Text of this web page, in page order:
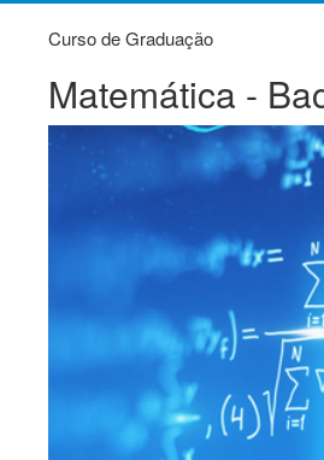
Curso de Graduação
Matemática -